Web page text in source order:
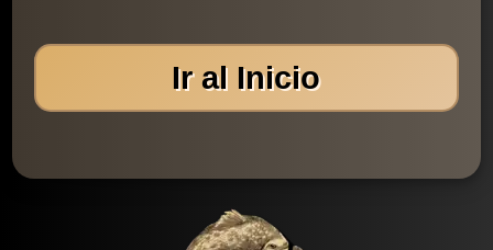
Ir al Inicio